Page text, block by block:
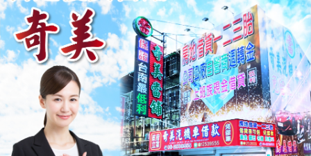
Previous Next